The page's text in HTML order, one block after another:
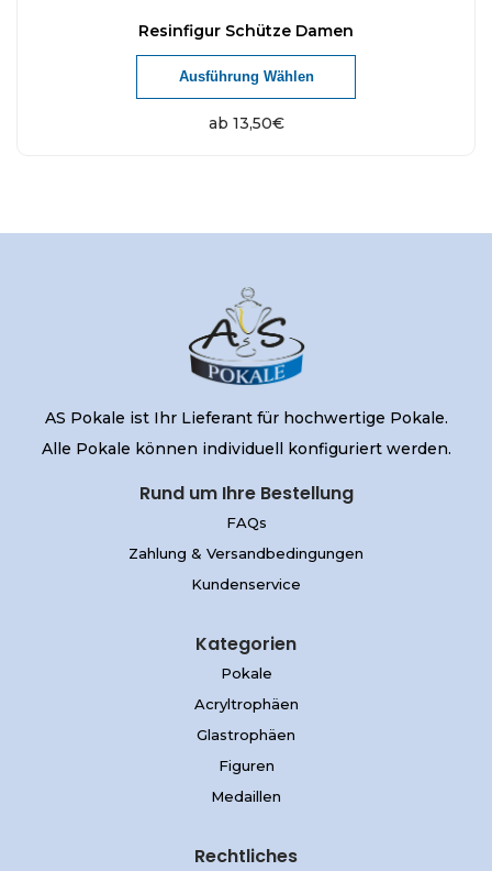
Resinfigur Schütze Damen
ab 13,50€
Ausführung Wählen
AS Pokale ist Ihr Lieferant für hochwertige Pokale.
Alle Pokale können individuell konfiguriert werden.
Rund um Ihre Bestellung
FAQs
Zahlung & Versandbedingungen
Kundenservice
Kategorien
Pokale
Acryltrophäen
Glastrophäen
Figuren
Medaillen
Rechtliches